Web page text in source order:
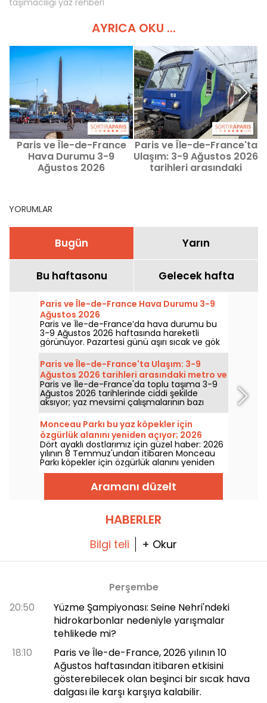
taşimaciliği yaz rehberi̇
AYRICA OKU ...
Paris ve Île-de-France
Hava Durumu 3-9
Ağustos 2026
Paris ve Île-de-France'ta
Ulaşım: 3-9 Ağustos 2026
tarihleri arasındaki
YORUMLAR
Bugün Yarın
Bu haftasonu Gelecek hafta
Paris ve Île-de-France Hava Durumu 3-9
Ağustos 2026
Paris ve Île-de-France’da hava durumu bu
3-9 Ağustos 2026 haftasında hareketli
görünüyor. Pazartesi günü aşırı sıcak ve gök
gürültülü yağış riskiyle başlayan hafta,
sıcaklıkları kademeli olarak düşürecek; hafta
sonunda ise daha sıcak ve güneşli bir hava
geri gelecek.
Paris ve Île-de-France'ta Ulaşım: 3-9
Ağustos 2026 tarihleri arasındaki metro ve
RER kesintileri
Paris ve Île-de-France'da toplu taşıma 3-9
Ağustos 2026 tarihlerinde ciddi şekilde
aksıyor; yaz mevsimi çalışmalarının bazı
hatları ağır biçimde etkilediği belirtiliyor, RATP
ve SNCF'e göre.
Monceau Parkı bu yaz köpekler için
özgürlük alanını yeniden açıyor; 2026
Ekimine kadar açık kalacak.
Dört ayaklı dostlarımız için güzel haber: 2026
yılının 8 Temmuz'undan itibaren Monceau
Parkı köpekler için özgürlük alanını yeniden
hizmete açıyor. Bu 2.000 m²’lik kapalı alan
gün boyu erişime açık olacak ve bir köpek
eğitmeninin gözetiminde.
Aramanı düzelt
HABERLER
Bilgi teli + Okur
Perşembe
20:50
Yüzme Şampiyonası: Seine Nehri'ndeki
hidrokarbonlar nedeniyle yarışmalar
tehlikede mi?
18:10
Paris ve Île-de-France, 2026 yılının 10
Ağustos haftasından itibaren etkisini
gösterebilecek olan beşinci bir sıcak hava
dalgası ile karşı karşıya kalabilir.